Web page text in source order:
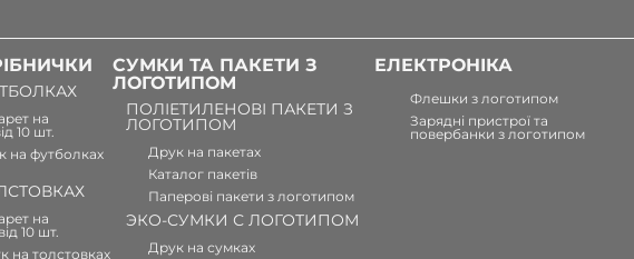
на
10 шт.
на футболках
на
10 шт.
на толстовках
СУМКИ ТА ПАКЕТИ З
ЛОГОТИПОМ
ПОЛІЕТИЛЕНОВІ ПАКЕТИ З
ЛОГОТИПОМ
Друк на пакетах
Каталог пакетів
Паперові пакети з логотипом
ЭКО-СУМКИ С ЛОГОТИПОМ
Друк на сумках
ЕЛЕКТРОНІКА
Флешки з логотипом
Зарядні пристрої та
повербанки з логотипом